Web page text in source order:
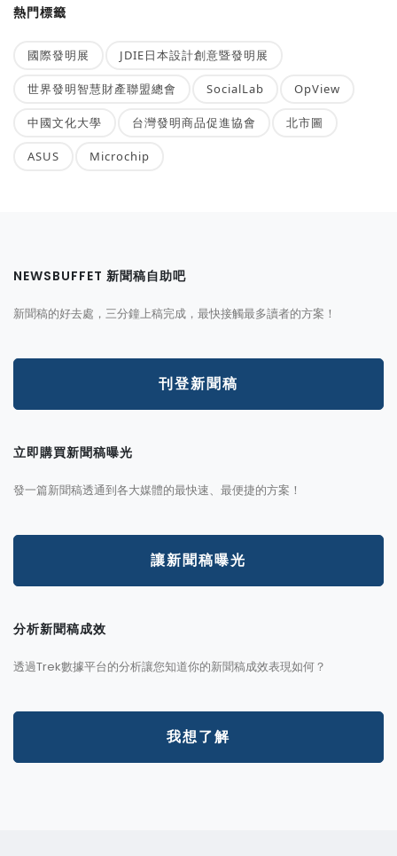
熱門標籤
國際發明展 JDIE日本設計創意暨發明展
世界發明智慧財產聯盟總會 SocialLab OpView
中國文化大學 台灣發明商品促進協會 北市圖
ASUS Microchip
NEWSBUFFET 新聞稿自助吧
新聞稿的好去處，三分鐘上稿完成，最快接觸最多讀者的方案！
刊登新聞稿
立即購買新聞稿曝光
發一篇新聞稿透通到各大媒體的最快速、最便捷的方案！
讓新聞稿曝光
分析新聞稿成效
透過Trek數據平台的分析讓您知道你的新聞稿成效表現如何？
我想了解